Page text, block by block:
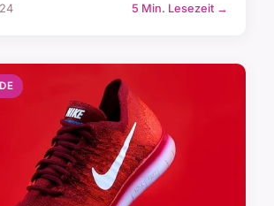
5 Min. Lesezeit →